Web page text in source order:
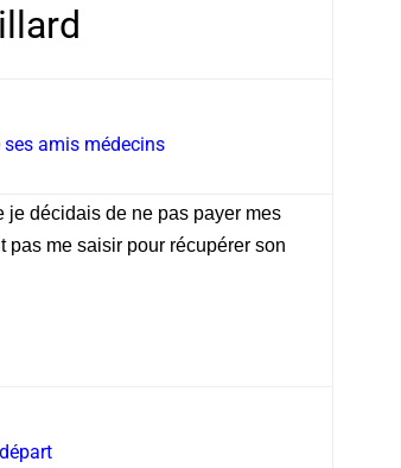
amis médecins
je décidais de ne pas payer mes
pas me saisir pour récupérer son